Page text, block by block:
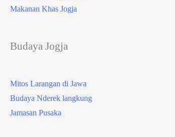
Makanan Khas Jogja
Budaya Jogja
Mitos Larangan di Jawa
Budaya Nderek langkung
Jamasan Pusaka